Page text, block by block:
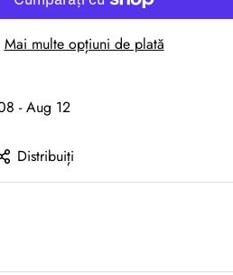
Mai multe opțiuni de plată
- Aug 12
Distribuiți